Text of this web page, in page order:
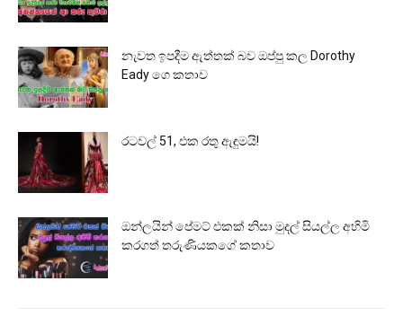
නැවත ඉපදීම ඇත්තක් බව ඔප්පු කල Dorothy
Eady ගෙ කතාව
රටවල් 51, එක රතු ඇඳුමයි!
ඔන්ලයින් පේමට් එකක් නිසා මුදල් සියල්ල අහිමි
කරගත් තරුණියකගේ කතාව